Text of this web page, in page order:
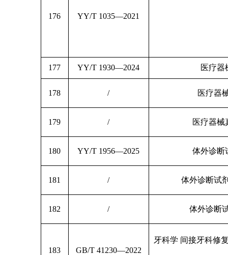
176 YY/T 1035—2021
177 YY/T 1930—2024 医疗器
178 / 医疗器
179 / 医疗器械
180 YY/T 1956—2025 体外诊断
181 / 体外诊断试
182 / 体外诊断
183 GB/T 41230—2022
牙科学 间接牙科修